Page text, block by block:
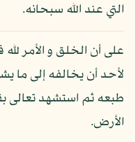
التي عند الله سبحانه.
على أن الخلق و الأمر
لأحد أن يخالفه إلى ما
طبعه ثم استشهد تعالى
الأرض.